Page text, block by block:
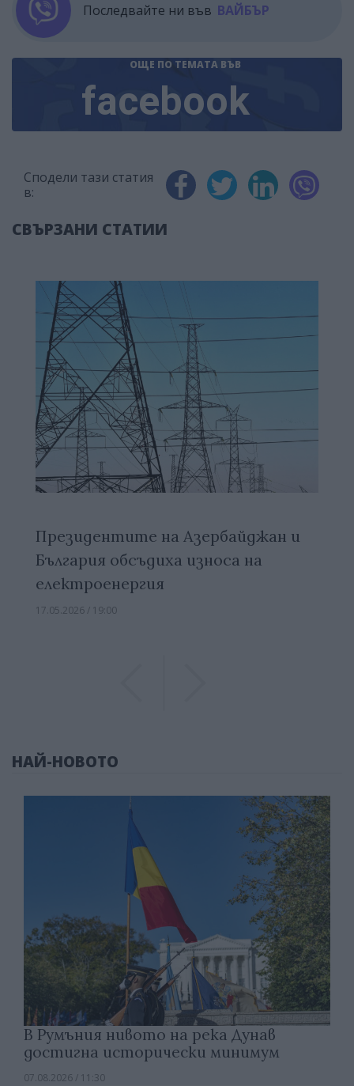
Последвайте ни във ВАЙБЪР
ОЩЕ ПО ТЕМАТА ВЪВ
facebook
Сподели тази статия
в:
СВЪРЗАНИ СТАТИИ
Президентите на Азербайджан и
България обсъдиха износа на
електроенергия
17.05.2026 / 19:00
НАЙ-НОВОТО
В Румъния нивото на река Дунав
достигна исторически минимум
07.08.2026 / 11:30